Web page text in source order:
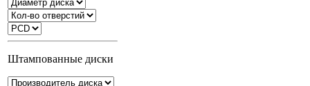
Штампованные диски